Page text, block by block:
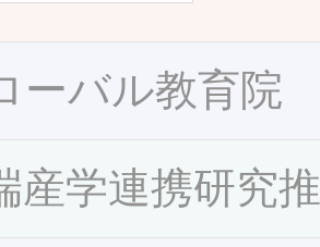
ーバル教育院
産学連携研究